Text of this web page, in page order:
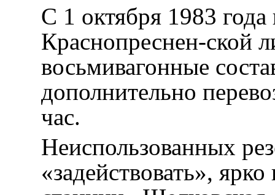
С 1 октября 1983
Краснопреснен-ской
восьмивагонные
дополнительно
час.
Неиспользованных
«задействовать»,